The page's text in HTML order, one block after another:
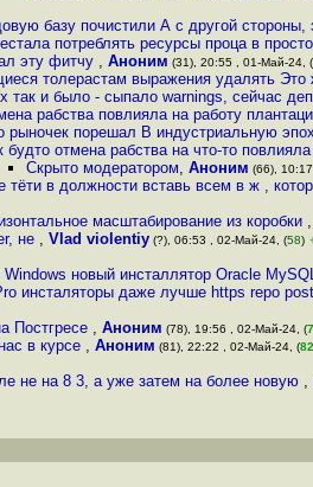
базу почистили А с другой стороны,
потреблять ресурсы проца в
эту фитчу , Аноним (31), 20:55 , 01-Май-24, (
толерастам выражения удалять Это
так и было - сыпало warnings, сейчас
рабства повлияла на работу
рыночек порешал В индустриальную
будто отмена рабства на что-то
Скрыто модератором, Аноним (66),
тёти в должности вставь всем в ж ,
масштабирование из коробки ,
не , Vlad violentiy (?), 06:53 , 02-Май-24, (58)
Windows новый инсталлятор Oracle
инсталяторы даже лучше https repo
Постгресе , Аноним (78), 19:56 , 02-Май-24, (
в курсе , Аноним (81), 22:22 , 02-Май-24, (82
не на 8 3, а уже затем на более новую ,